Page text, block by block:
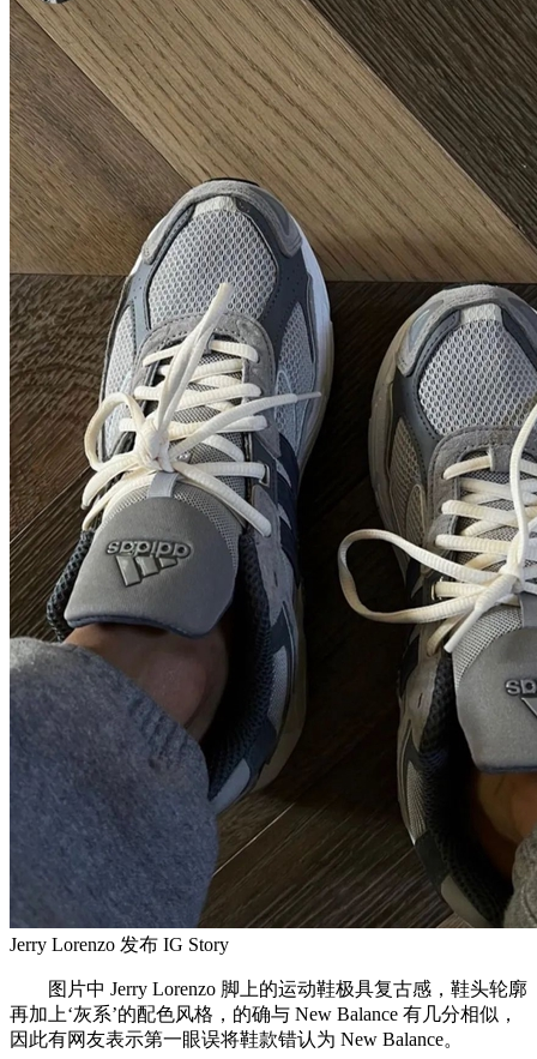
Jerry Lorenzo 发布 IG Story
图片中 Jerry Lorenzo 脚上的运动鞋极具复古感，鞋头轮廓
再加上‘灰系’的配色风格，的确与 New Balance 有几分相似，
因此有网友表示第一眼误将鞋款错认为 New Balance。